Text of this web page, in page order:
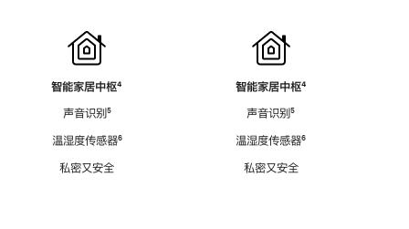
智能家居中枢脚
⁴
声音识别脚
⁵
温湿度传感器脚
⁶
私密又安全
智能家居中枢脚
⁴
声音识别脚
⁵
温湿度传感器脚
⁶
私密又安全